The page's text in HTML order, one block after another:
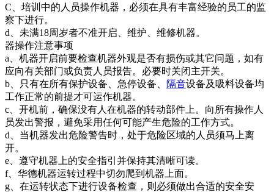
C、培训中的人员操作机器，必须在具有丰富经验的员工的监
察下进行。
d、未满18周岁者不准开启、维护、维修机器。
器操作注意事项
a、机器开启前要检查机器外观是否有损伤或其它问题，如有
应向有关部门或负责人员报告。必要时关闭主开关。
b、只有在所有保护设备、急停设备、
隔音设备及吸料设备均
工作正常的前提才可运作机器。
c、开机前，确保没有人在机器的转动部件上。向所有操作人
员发出警报，避免采用任何可能产生危险的工作方式。
d、当机器发出危险警告时，处于危险区域的人员须马上离
开。
e、遵守机器上的安全指引并保持其清晰可读。
f、华德机器运转过程中切勿爬到机器上面。
g、在运转状态下进行设备检查，则必须做出合适的安全安